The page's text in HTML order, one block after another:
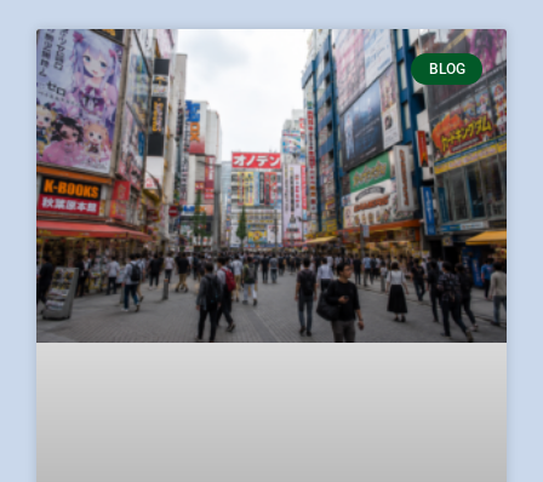
BLOG